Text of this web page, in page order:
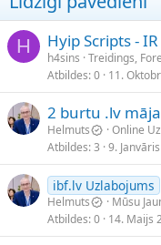
H Hyip Scripts -
h4sins Treidings,
Atbildes 0 11.
2 burtu .lv
Helmuts
Online
Atbildes 3 9.
ibf.lv Uzlabojums
Helmuts
Mūsu
Atbildes 0 14. Maijs